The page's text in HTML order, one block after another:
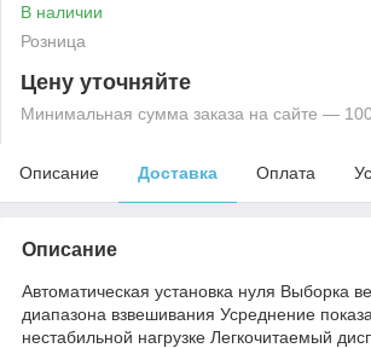
В наличии
Розница
Цену уточняйте
Минимальная сумма заказа на сайте —
Описание Доставка Оплата
Описание
Автоматическая установка нуля Выборка
диапазона взвешивания Усреднение
нестабильной нагрузке Легкочитаемый